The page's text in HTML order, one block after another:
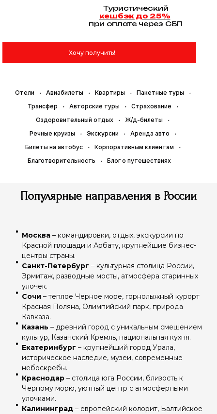
Хочу получить!
Туристический
кешбэк до 25%
при оплате через СБП
Отели Авиабилеты Квартиры
Пакетные туры
Трансфер
Авторские туры
Страхование
Оздоровительный отдых
Ж/д-билеты
Речные круизы
Экскурсии
Аренда авто
Билеты на автобус
Корпоративным клиентам
Благотворительность
Блог о путешествиях
Популярные направления в России
Москва – командировки, отдых, экскурсии по
Красной площади и Арбату, крупнейшие бизнес-
центры страны.
Санкт-Петербург – культурная столица России,
Эрмитаж, разводные мосты, атмосфера старинных
улочек.
Сочи – теплое Черное море, горнолыжный курорт
Красная Поляна, Олимпийский парк, природа
Кавказа.
Казань – древний город с уникальным смешением
культур, Казанский Кремль, национальная кухня.
Екатеринбург – крупнейший город Урала,
историческое наследие, музеи, современные
небоскребы.
Краснодар – столица юга России, близость к
Черному морю, уютный центр с атмосферными
улочками.
Калининград – европейский колорит, Балтийское